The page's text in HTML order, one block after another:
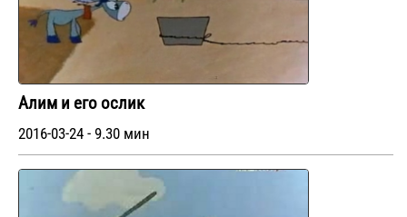
Алим и его ослик
2016-03-24 - 9.30 мин